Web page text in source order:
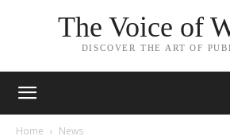
The Voice of
DISCOVER THE ART OF
Home News